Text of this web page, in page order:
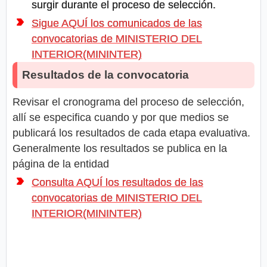
surgir durante el proceso de selección.
Sigue AQUÍ los comunicados de las
convocatorias de MINISTERIO DEL
INTERIOR(MININTER)
Resultados de la convocatoria
Revisar el cronograma del proceso de selección,
allí se especifica cuando y por que medios se
publicará los resultados de cada etapa evaluativa.
Generalmente los resultados se publica en la
página de la entidad
Consulta AQUÍ los resultados de las
convocatorias de MINISTERIO DEL
INTERIOR(MININTER)